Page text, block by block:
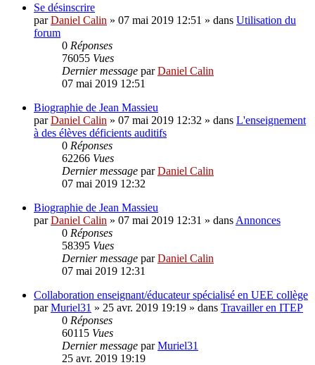
Se désinscrire
parDaniel Calin » 07 mai 2019 12:51 » dans Utilisation du
forum
0 Réponses
76055 Vues
Dernier message parDaniel Calin
07 mai 2019 12:51
Biographie de Jean Massieu
parDaniel Calin » 07 mai 2019 12:32 » dans L'enseignement
à des élèves déficients auditifs
0 Réponses
62266 Vues
Dernier message parDaniel Calin
07 mai 2019 12:32
Biographie de Jean Massieu
parDaniel Calin » 07 mai 2019 12:31 » dans Annonces
0 Réponses
58395 Vues
Dernier message parDaniel Calin
07 mai 2019 12:31
Collaboration enseignant/éducateur spécialisé en UEE collège
parMuriel31 » 25 avr. 2019 19:19 » dans Travailler en ITEP
0 Réponses
60115 Vues
Dernier message parMuriel31
25 avr. 2019 19:19